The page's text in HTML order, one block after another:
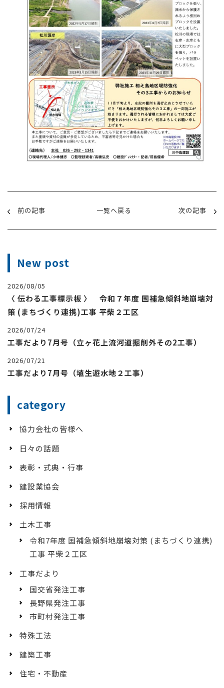
前の記事 一覧へ戻る 次の記事
New post
2026/08/05
〈 伝わる工事標示板 〉 令和７年度 国補急傾斜地崩壊対
策 (まちづくり連携)工事 平柴２工区
2026/07/24
工事だより7月号（立ヶ花上流河道掘削外その2工事）
2026/07/21
工事だより7月号（埴生遊水地２工事）
category
協力会社の皆様へ
日々の話題
表彰・式典・行事
建設業協会
採用情報
土木工事
令和7年度 国補急傾斜地崩壊対策 (まちづくり連携)
工事 平柴２工区
工事だより
国交省発注工事
長野県発注工事
市町村発注工事
特殊工法
建築工事
住宅・不動産